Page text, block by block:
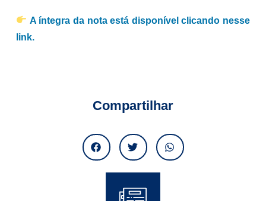
A íntegra da nota está disponível clicando nesse
link.
Compartilhar